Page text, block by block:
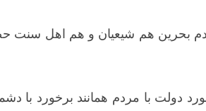
بحرین هم شیعیان و هم اهل سنت
دولت با مردم همانند برخورد